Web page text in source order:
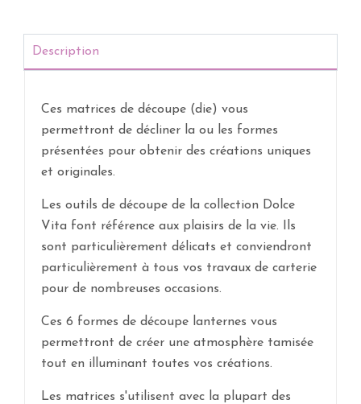
Description
Ces matrices de découpe (die) vous
permettront de décliner la ou les formes
présentées pour obtenir des créations uniques
et originales.
Les outils de découpe de la collection Dolce
Vita font référence aux plaisirs de la vie. Ils
sont particulièrement délicats et conviendront
particulièrement à tous vos travaux de carterie
pour de nombreuses occasions.
Ces 6 formes de découpe lanternes vous
permettront de créer une atmosphère tamisée
tout en illuminant toutes vos créations.
Les matrices s'utilisent avec la plupart des